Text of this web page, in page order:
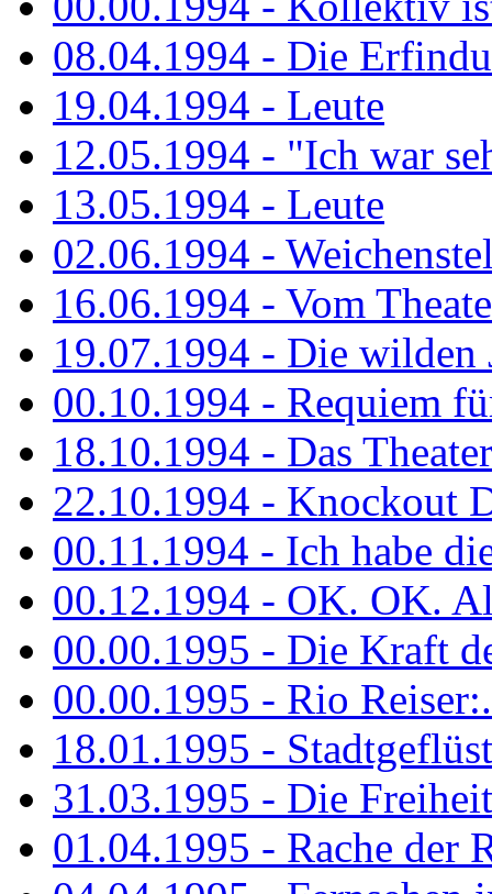
08.04.1994 - Die
19.04.1994 - Leute
12.05.1994 - "Ich war
13.05.1994 - Leute
02.06.1994 -
16.06.1994 - Vom
19.07.1994 - Die wilden
00.10.1994 - Requiem
18.10.1994 - Das
22.10.1994 - Knockout
00.11.1994 - Ich habe
00.12.1994 - OK. OK.
00.00.1995 - Die Kraft
00.00.1995 - Rio
18.01.1995 -
31.03.1995 - Die
01.04.1995 - Rache der